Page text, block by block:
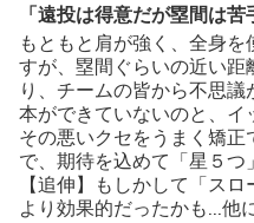
「遠投は得意だが塁間は
もともと肩が強く、全身
すが、塁間ぐらいの近い
り、チームの皆から不思
本ができていないのと、イ
その悪いクセをうまく矯
で、期待を込めて「星５つ
【追伸】もしかして「ス
より効果的だったかも...他